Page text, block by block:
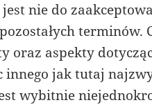
nie do
terminów.
oraz aspekty
innego jak tutaj
wybitnie